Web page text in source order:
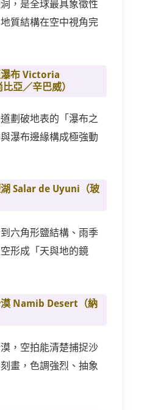
，是全球最具象徵性
質結構在空中視角完
布 Victoria
亞／辛巴威）
劃破地表的「瀑布之
瀑布邊緣構成極強動
Salar de Uyuni（玻
六角形鹽結構、雨季
形成「天與地的鏡
Namib Desert（納
，空拍能清楚捕捉沙
畫，色調強烈、抽象